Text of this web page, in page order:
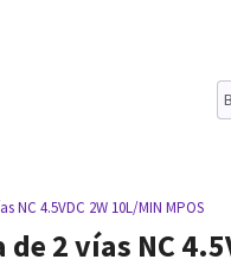
NC 4.5VDC 2W 10L/MIN MPOS
2 vías NC